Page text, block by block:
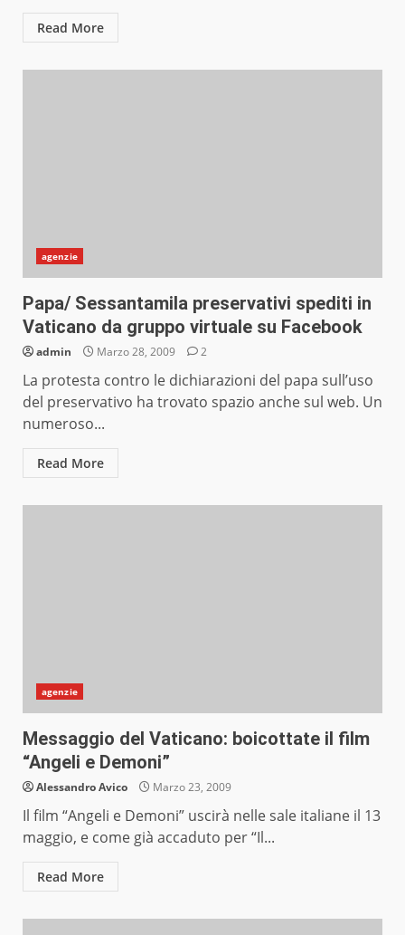
Read More
agenzie
Papa/ Sessantamila preservativi spediti in
Vaticano da gruppo virtuale su Facebook
admin Marzo 28, 2009 2
La protesta contro le dichiarazioni del papa sull’uso
del preservativo ha trovato spazio anche sul web. Un
numeroso...
Read More
agenzie
Messaggio del Vaticano: boicottate il film
“Angeli e Demoni”
Alessandro Avico Marzo 23, 2009
Il film “Angeli e Demoni” uscirà nelle sale italiane il 13
maggio, e come già accaduto per “Il...
Read More